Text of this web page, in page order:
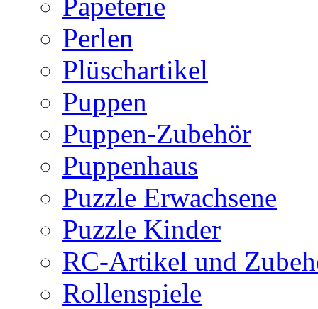
Perlen
Plüschartikel
Puppen
Puppen-Zubehör
Puppenhaus
Puzzle Erwachsene
Puzzle Kinder
RC-Artikel und
Rollenspiele